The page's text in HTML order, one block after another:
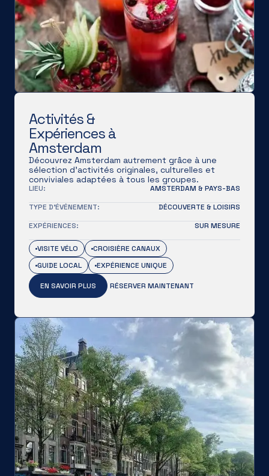
Activités &
Expériences à
Amsterdam
Découvrez Amsterdam autrement grâce à une
sélection d'activités originales, culturelles et
conviviales adaptées à tous les groupes.
LIEU:
AMSTERDAM & PAYS-BAS
TYPE D'ÉVÉNEMENT:
DÉCOUVERTE & LOISIRS
EXPÉRIENCES:
SUR MESURE
VISITE VÉLO
CROISIÈRE CANAUX
GUIDE LOCAL
EXPÉRIENCE UNIQUE
EN SAVOIR PLUS RÉSERVER MAINTENANT